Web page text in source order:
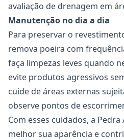
avaliação de drenagem em
Manutenção no dia a dia
Para preservar o
remova poeira com
faça limpezas leves quando
evite produtos agressivos
cuide de áreas externas
observe pontos de
Com esses cuidados, a
melhor sua aparência e